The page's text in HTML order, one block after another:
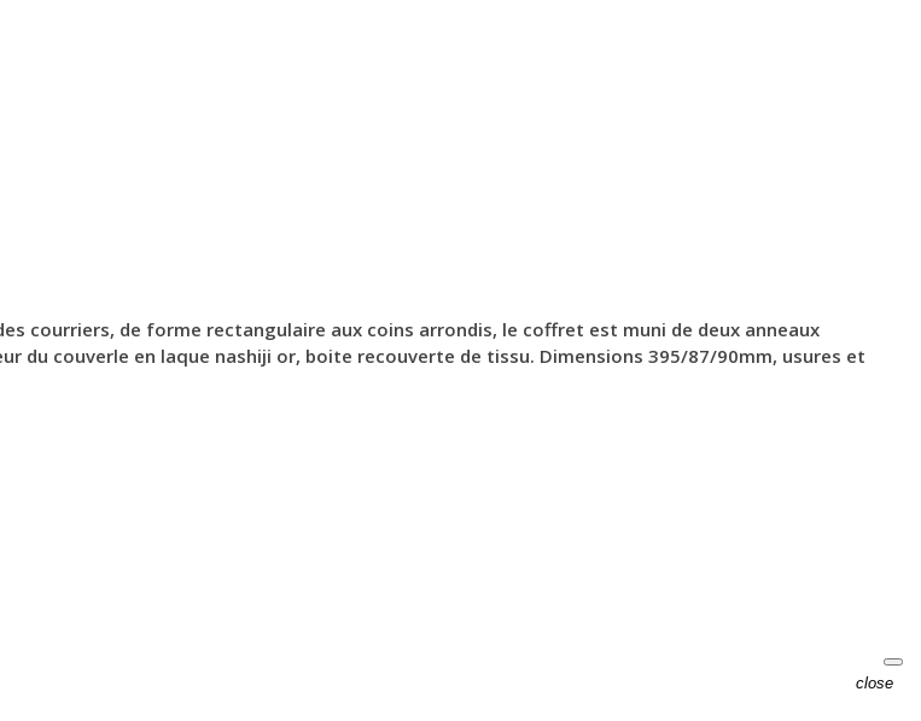
courriers, de forme rectangulaire aux coins arrondis, le coffret est muni de deux anneaux
du couverle en laque nashiji or, boite recouverte de tissu. Dimensions 395/87/90mm, usures et
close